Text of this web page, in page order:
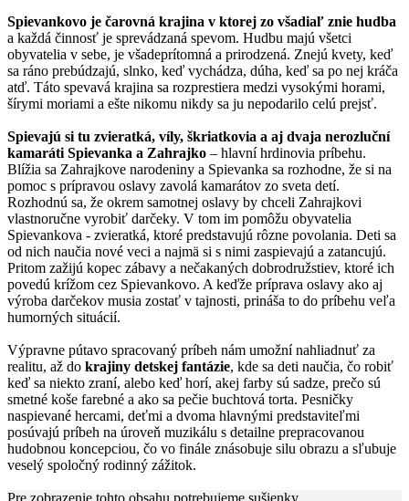
Spievankovo je čarovná krajina v ktorej zo všadiaľ znie hudba
a každá činnosť je sprevádzaná spevom. Hudbu majú všetci
obyvatelia v sebe, je všadeprítomná a prirodzená. Znejú kvety, keď
sa ráno prebúdzajú, slnko, keď vychádza, dúha, keď sa po nej kráča
atď. Táto spevavá krajina sa rozprestiera medzi vysokými horami,
šírymi moriami a ešte nikomu nikdy sa ju nepodarilo celú prejsť.
Spievajú si tu zvieratká, víly, škriatkovia a aj dvaja nerozluční
kamaráti Spievanka a Zahrajko – hlavní hrdinovia príbehu.
Blížia sa Zahrajkove narodeniny a Spievanka sa rozhodne, že si na
pomoc s prípravou oslavy zavolá kamarátov zo sveta detí.
Rozhodnú sa, že okrem samotnej oslavy by chceli Zahrajkovi
vlastnoručne vyrobiť darčeky. V tom im pomôžu obyvatelia
Spievankova - zvieratká, ktoré predstavujú rôzne povolania. Deti sa
od nich naučia nové veci a najmä si s nimi zaspievajú a zatancujú.
Pritom zažijú kopec zábavy a nečakaných dobrodružstiev, ktoré ich
povedú krížom cez Spievankovo. A keďže príprava oslavy ako aj
výroba darčekov musia zostať v tajnosti, prináša to do príbehu veľa
humorných situácií.
Výpravne pútavo spracovaný príbeh nám umožní nahliadnuť za
realitu, až do krajiny detskej fantázie, kde sa deti naučia, čo robiť
keď sa niekto zraní, alebo keď horí, akej farby sú sadze, prečo sú
smetné koše farebné a ako sa pečie buchtová torta. Pesničky
naspievané hercami, deťmi a dvoma hlavnými predstaviteľmi
posúvajú príbeh na úroveň muzikálu s detailne prepracovanou
hudobnou koncepciou, čo vo finále znásobuje silu obrazu a sľubuje
veselý spoločný rodinný zážitok.
Pre zobrazenie tohto obsahu potrebujeme sušienky.